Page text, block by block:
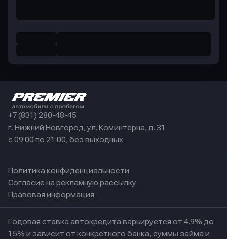
+7 (831) 280-48-45
г. Нижний Новгород, ул. Коминтерна, д. 31
с 09:00 по 21:00, без выходных
Политика конфиденциальности
Согласие на рекламную рассылку
Правовая информация
Годовая ставка автокредита варьируется от 4.9% до
15% и зависит от конкретного банка, суммы займа и